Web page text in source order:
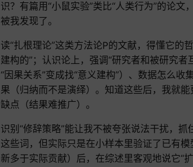
识？有篇用“小鼠实验”类比“人类行为”的论
被我发现了。
读“扎根理论”这类方法论P的文献，得懂它的
建构的”；认识论上，强调“研究者和被研究
“因果关系”变成找“意义建构”）、数据怎么
果（归纳而不是演绎）。知道这些后，我就
缺点（结果难推广）。
识别“修辞策略”能让我不被夸张说法干扰，抓
这些词，但实际只是在小样本里验证了已有
新多于实际贡献）后，在综述里客观地说它“